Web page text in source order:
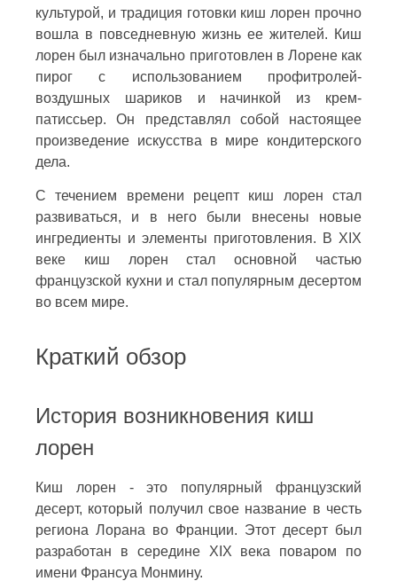
культурой, и традиция готовки киш лорен прочно
вошла в повседневную жизнь ее жителей. Киш
лорен был изначально приготовлен в Лорене как
пирог с использованием профитролей-
воздушных шариков и начинкой из крем-
патиссьер. Он представлял собой настоящее
произведение искусства в мире кондитерского
дела.
С течением времени рецепт киш лорен стал
развиваться, и в него были внесены новые
ингредиенты и элементы приготовления. В XIX
веке киш лорен стал основной частью
французской кухни и стал популярным десертом
во всем мире.
Краткий обзор
История возникновения киш
лорен
Киш лорен - это популярный французский
десерт, который получил свое название в честь
региона Лорана во Франции. Этот десерт был
разработан в середине XIX века поваром по
имени Франсуа Монмину.